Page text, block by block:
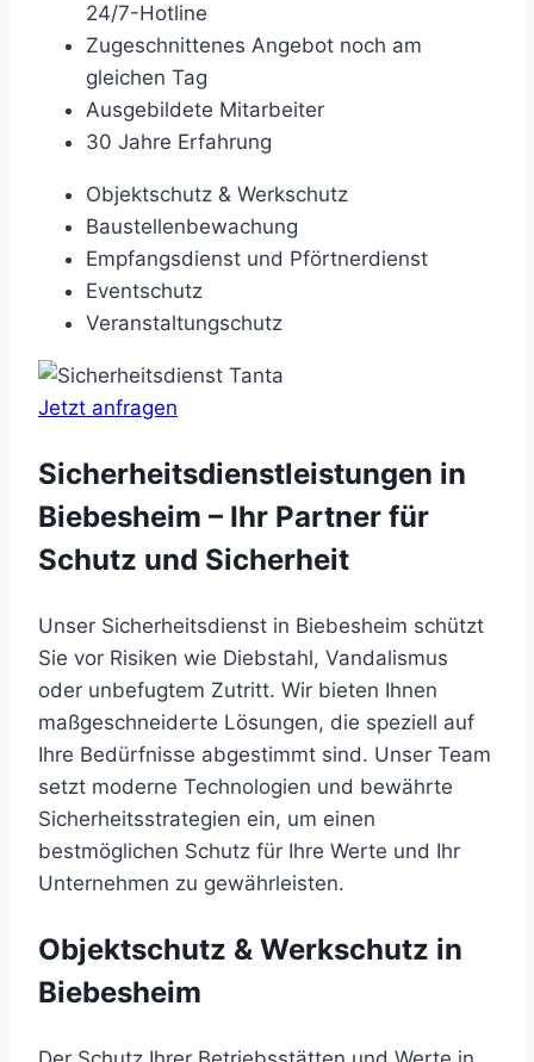
24/7-Hotline
Zugeschnittenes Angebot noch am
gleichen Tag
Ausgebildete Mitarbeiter
30 Jahre Erfahrung
Objektschutz & Werkschutz
Baustellenbewachung
Empfangsdienst und Pförtnerdienst
Eventschutz
Veranstaltungschutz
Jetzt anfragen
Sicherheitsdienstleistungen in
Biebesheim – Ihr Partner für
Schutz und Sicherheit
Unser Sicherheitsdienst in Biebesheim schützt
Sie vor Risiken wie Diebstahl, Vandalismus
oder unbefugtem Zutritt. Wir bieten Ihnen
maßgeschneiderte Lösungen, die speziell auf
Ihre Bedürfnisse abgestimmt sind. Unser Team
setzt moderne Technologien und bewährte
Sicherheitsstrategien ein, um einen
bestmöglichen Schutz für Ihre Werte und Ihr
Unternehmen zu gewährleisten.
Objektschutz & Werkschutz in
Biebesheim